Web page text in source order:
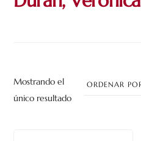
Mostrando el
único resultado